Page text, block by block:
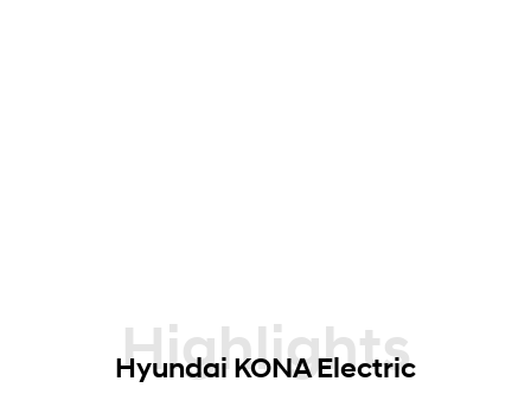
Highlights
Hyundai KONA Electric